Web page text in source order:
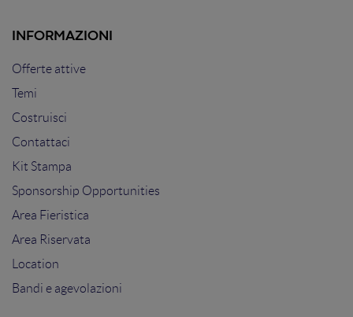
INFORMAZIONI
Offerte attive
Temi
Costruisci
Contattaci
Kit Stampa
Sponsorship Opportunities
Area Fieristica
Area Riservata
Location
Bandi e agevolazioni